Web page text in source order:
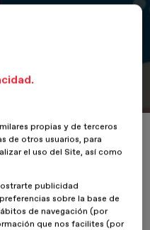
propias y de terceros
de otros usuarios, para
el uso del Site, así como
publicidad
sobre la base de
de navegación (por
que nos facilites (por